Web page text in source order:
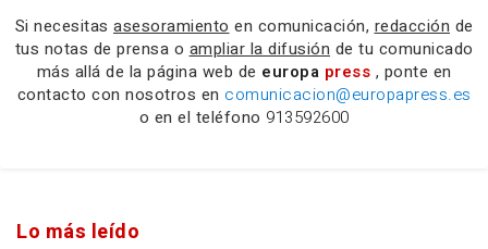
Si necesitas asesoramiento en comunicación, redacción de
tus notas de prensa o ampliar la difusión de tu comunicado
más allá de la página web de europa press , ponte en
contacto con nosotros en comunicacion@europapress.es
o en el teléfono 913592600
Lo más leído